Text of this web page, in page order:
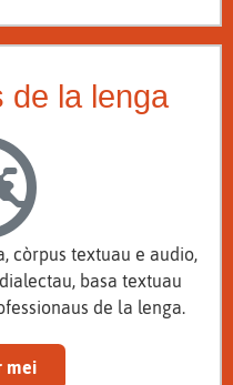
de la lenga
còrpus textuau e audio,
basa textuau
de la lenga.
mei